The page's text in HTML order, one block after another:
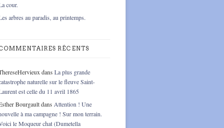
cour.
arbres au paradis, au printemps.
RÉCENTS
dans La plus grande
naturelle sur le fleuve Saint-
est celle du 11 avril 1865
Bourgaultdans Attention ! Une
à ma campagne ! Sur mon terrain.
le Moqueur chat (Dumetella